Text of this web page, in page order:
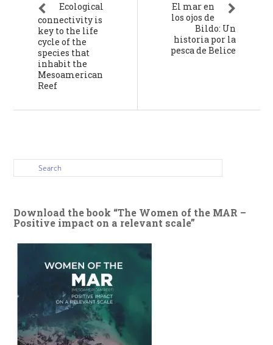
Ecological
connectivity is
key to the life
cycle of the
species that
inhabit the
Mesoamerican
Reef
El mar en
los ojos de
Bildo: Un
historia por la
pesca de Belice
Download the book “The Women of the MAR –
Positive impact on a relevant scale”